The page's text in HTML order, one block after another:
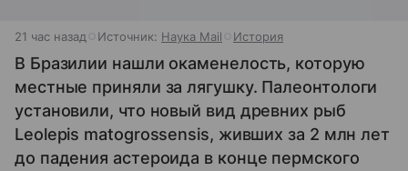
21 час назад Источник: Наука Mail История
В Бразилии нашли окаменелость, которую
местные приняли за лягушку. Палеонтологи
установили, что новый вид древних рыб
Leolepis matogrossensis, живших за 2 млн лет
до падения астероида в конце пермского